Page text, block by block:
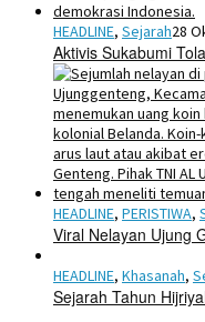
HEADLINE, Sejarah28
Aktivis Sukabumi
HEADLINE, PERISTIWA,
Viral Nelayan Ujung
HEADLINE, Khasanah,
Sejarah Tahun